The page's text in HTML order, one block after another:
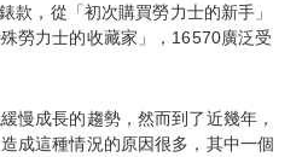
款，從「初次購買勞力士的新手」
勞力士的收藏家」，16570廣泛受
慢成長的趨勢，然而到了近幾年，
成這種情況的原因很多，其中一個